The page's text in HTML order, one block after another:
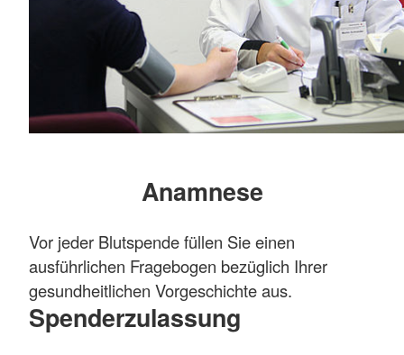
Anamnese
Vor jeder Blutspende füllen Sie einen
ausführlichen Fragebogen bezüglich Ihrer
gesundheitlichen Vorgeschichte aus.
Spenderzulassung